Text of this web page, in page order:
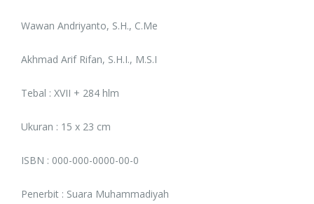
Wawan Andriyanto, S.H., C.Me
Akhmad Arif Rifan, S.H.I., M.S.I
Tebal : XVII + 284 hlm
Ukuran : 15 x 23 cm
ISBN : 000-000-0000-00-0
Penerbit : Suara Muhammadiyah